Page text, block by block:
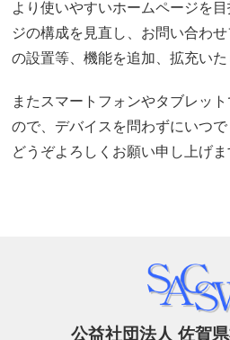
より使いやすいホームページを
ジの構成を見直し、お問い合わ
の設置等、機能を追加、拡充いた
またスマートフォンやタブレッ
ので、デバイスを問わずにいつで
どうぞよろしくお願い申し上げま
公益社団法人 佐賀